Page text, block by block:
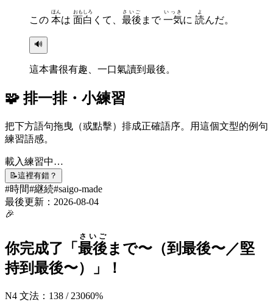
この 本
ほん
は 面白
おもしろ
くて、 最後
さいご
まで一気
いっき
に 読
よ
んだ。
🔊
這本書很有趣、一口氣讀到最後。
🧩 排一排・小練習
把下方語句拖曳（或點擊）排成正確語序。用這個文型的例句
練習語感。
載入練習中…
📝這裡有錯？
#時間#継続#saigo-made
最後更新： 2026-08-04
🎉
你完成了「 最後
さいご
まで〜（到最後〜／堅
持到最後〜）
」！
N4 文法 ： 138 / 23060%